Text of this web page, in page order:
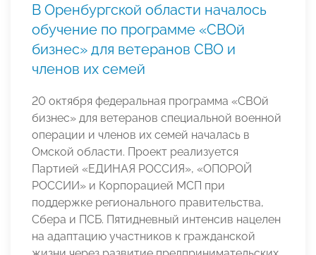
В Оренбургской области началось
обучение по программе «СВОй
бизнес» для ветеранов СВО и
членов их семей
20 октября федеральная программа «СВОй
бизнес» для ветеранов специальной военной
операции и членов их семей началась в
Омской области. Проект реализуется
Партией «ЕДИНАЯ РОССИЯ», «ОПОРОЙ
РОССИИ» и Корпорацией МСП при
поддержке регионального правительства,
Сбера и ПСБ. Пятидневный интенсив нацелен
на адаптацию участников к гражданской